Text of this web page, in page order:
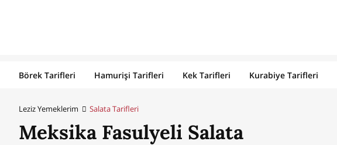
Börek Tarifleri Hamurişi Tarifleri Kek Tarifleri Kurabiye Tarifleri
Leziz Yemeklerim Salata Tarifleri
Meksika Fasulyeli Salata